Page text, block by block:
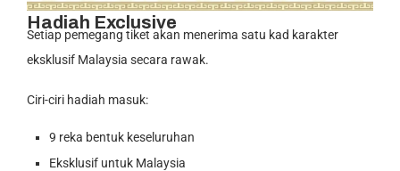
Hadiah Exclusive
Setiap pemegang tiket akan menerima satu kad karakter
eksklusif Malaysia secara rawak.
Ciri-ciri hadiah masuk:
9 reka bentuk keseluruhan
Eksklusif untuk Malaysia